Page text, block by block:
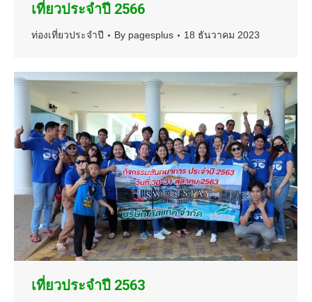
เที่ยวประจำปี 2566
ท่องเที่ยวประจำปี By pagesplus 18 ธันวาคม 2023
เที่ยวประจำปี 2563